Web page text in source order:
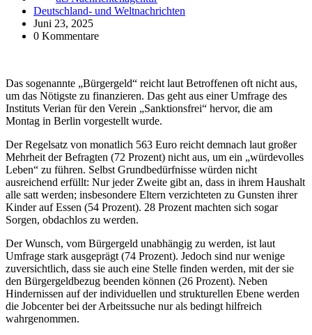
Deutschland- und Weltnachrichten
Juni 23, 2025
0 Kommentare
Das sogenannte „Bürgergeld“ reicht laut Betroffenen oft nicht aus,
um das Nötigste zu finanzieren. Das geht aus einer Umfrage des
Instituts Verian für den Verein „Sanktionsfrei“ hervor, die am
Montag in Berlin vorgestellt wurde.
Der Regelsatz von monatlich 563 Euro reicht demnach laut großer
Mehrheit der Befragten (72 Prozent) nicht aus, um ein „würdevolles
Leben“ zu führen. Selbst Grundbedürfnisse würden nicht
ausreichend erfüllt: Nur jeder Zweite gibt an, dass in ihrem Haushalt
alle satt werden; insbesondere Eltern verzichteten zu Gunsten ihrer
Kinder auf Essen (54 Prozent). 28 Prozent machten sich sogar
Sorgen, obdachlos zu werden.
Der Wunsch, vom Bürgergeld unabhängig zu werden, ist laut
Umfrage stark ausgeprägt (74 Prozent). Jedoch sind nur wenige
zuversichtlich, dass sie auch eine Stelle finden werden, mit der sie
den Bürgergeldbezug beenden können (26 Prozent). Neben
Hindernissen auf der individuellen und strukturellen Ebene werden
die Jobcenter bei der Arbeitssuche nur als bedingt hilfreich
wahrgenommen.